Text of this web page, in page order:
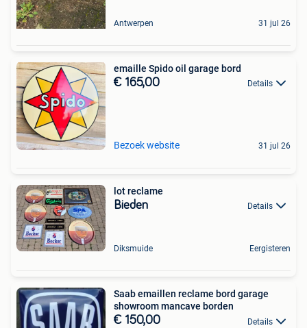
Antwerpen 31 jul 26
emaille Spido oil garage bord
€ 165,00 Details
Bezoek website 31 jul 26
lot reclame
Bieden Details
Diksmuide Eergisteren
Saab emaillen reclame bord garage
showroom mancave borden
€ 150,00 Details